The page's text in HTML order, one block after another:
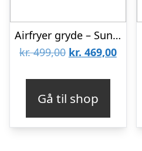
Airfryer gryde – Sund madlavning
kr.499,00 Den
var:
kr. 499,00.
kr. 469,00Den
kr.
Gå til shop